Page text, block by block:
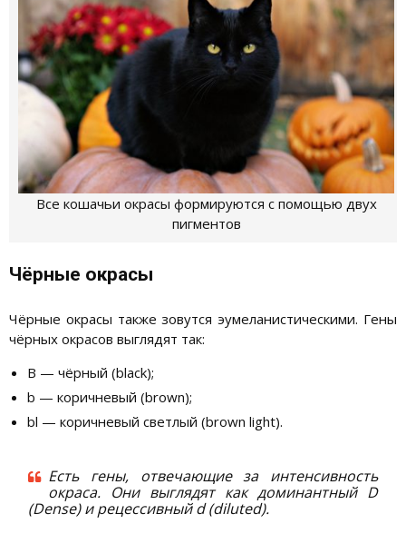
Все кошачьи окрасы формируются с помощью двух
пигментов
Чёрные окрасы
Чёрные окрасы также зовутся эумеланистическими. Гены
чёрных окрасов выглядят так:
В — чёрный (black);
b — коричневый (brown);
bl — коричневый светлый (brown light).
Есть гены, отвечающие за интенсивность
окраса. Они выглядят как доминантный D
(Dense) и рецессивный d (diluted).